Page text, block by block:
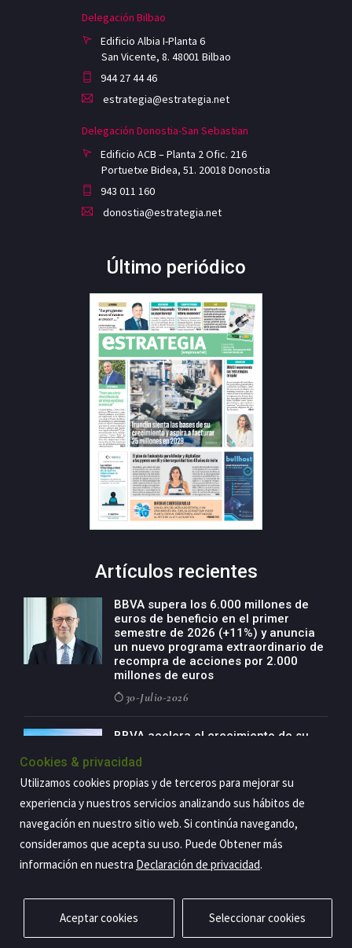
Delegación Bilbao
Edificio Albia I-Planta 6
San Vicente, 8. 48001 Bilbao
944 27 44 46
estrategia@estrategia.net
Delegación Donostia-San Sebastian
Edificio ACB – Planta 2 Ofic. 216
Portuetxe Bidea, 51. 20018 Donostia
943 011 160
donostia@estrategia.net
Último periódico
Artículos recientes
BBVA supera los 6.000 millones de
euros de beneficio en el primer
semestre de 2026 (+11%) y anuncia
un nuevo programa extraordinario de
recompra de acciones por 2.000
millones de euros
30-Julio-2026
BBVA acelera el crecimiento de su
de especialización presente en siete
países
29-Julio-2026
Copyright@2026 Estrategia Empresarial
Privacidad Aviso legal Política de cookies Contacto RSS
Cookies & privacidad
Utilizamos cookies propias y de terceros para mejorar su
experiencia y nuestros servicios analizando sus hábitos de
navegación en nuestro sitio web. Si continúa navegando,
consideramos que acepta su uso. Puede Obtener más
información en nuestra Declaración de privacidad.
Aceptar cookies Seleccionar cookies